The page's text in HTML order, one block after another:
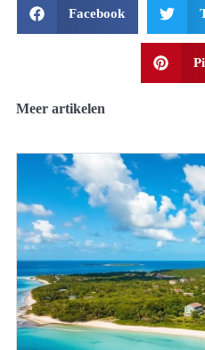
Facebook
Meer artikelen